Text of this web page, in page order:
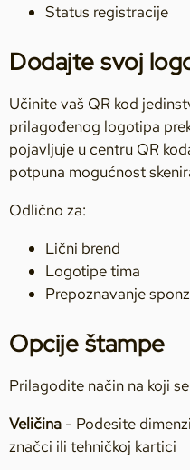
Status registracije
Dodajte svoj
Učinite vaš QR kod
prilagođenog logotipa
pojavljuje u centru QR
potpuna mogućnost
Odlično za:
Lični brend
Logotipe tima
Prepoznavanje
Opcije štampe
Prilagodite način na koji
Veličina - Podesite
značci ili tehničkoj kartici